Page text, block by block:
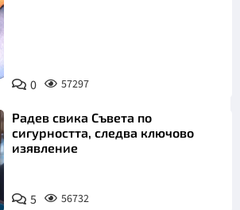
0 57297
Радев свика Съвета по
сигурността, следва ключово
изявление
5 56732